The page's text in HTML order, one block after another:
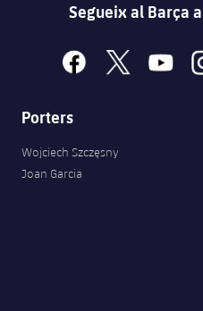
Segueix al Barça
facebook
x youtube
Porters
Wojciech Szczęsny
Joan Garcia